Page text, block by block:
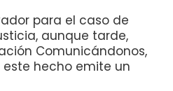
para el caso de
aunque tarde,
Comunicándonos,
hecho emite un